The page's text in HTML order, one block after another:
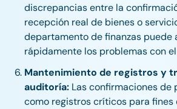
discrepancias entre la
recepción real de bienes o
departamento de finanzas puede
rápidamente los problemas con
Mantenimiento de registros y
auditoría: Las confirmaciones de
como registros críticos para fines